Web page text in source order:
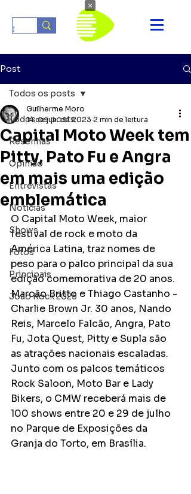
Post
Todos os posts
Resenhas
Opinião
Entrevistas
Notícias
Shows
Fotos
Principais
João Rock 2025
Todos os posts
Capital Moto Week tem
Pitty, Pato Fu e Angra
em mais uma edição
emblemática
Guilherme Moro
14 de jun. de 2023 2 min de leitura
O Capital Moto Week, maior
festival de rock e moto da
América Latina, traz nomes de
peso para o palco principal da sua
edição comemorativa de 20 anos.
Marcão Britto e Thiago Castanho -
Charlie Brown Jr. 30 anos, Nando
Reis, Marcelo Falcão, Angra, Pato
Fu, Jota Quest, Pitty e Supla são
as atrações nacionais escaladas.
Junto com os palcos temáticos
Rock Saloon, Moto Bar e Lady
Bikers, o CMW receberá mais de
100 shows entre 20 e 29 de julho
no Parque de Exposições da
Granja do Torto, em Brasília.
×